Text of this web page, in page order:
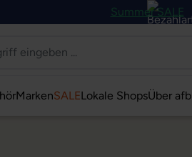
Summer SALE
MarkenSALELokale ShopsÜber afb